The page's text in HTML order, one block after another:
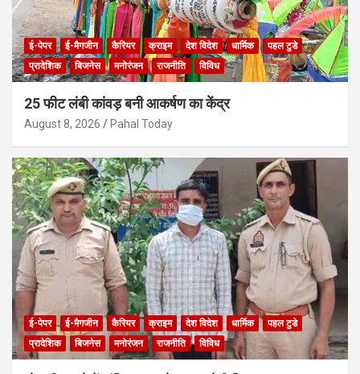
ई-पेपर ई-मैगजीन कैरियर क्राइम देश विदेश धार्मिक
पहल टुडे
प्रादेशिक
बिजनेस मनोरंजन राजनीति विविध
25 फीट लंबी कांवड़ बनी आकर्षण का केंद्र
August 8, 2026 Pahal Today
ई-पेपर ई-मैगजीन कैरियर क्राइम देश विदेश धार्मिक
पहल टुडे
प्रादेशिक
बिजनेस मनोरंजन राजनीति विविध